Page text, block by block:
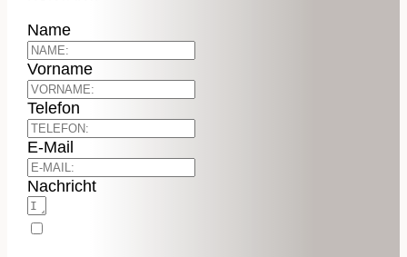
Name
Vorname
Telefon
E-Mail
Nachricht